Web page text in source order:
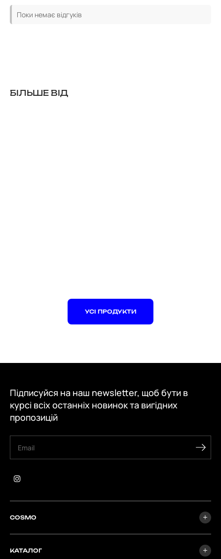
Поки немає відгуків
БІЛЬШЕ ВІД
УСІ ПРОДУКТИ
Підписуйся на наш newsletter, щоб бути в
курсі всіх останніх новинок та вигідних
пропозицій
COSMO
КАТАЛОГ